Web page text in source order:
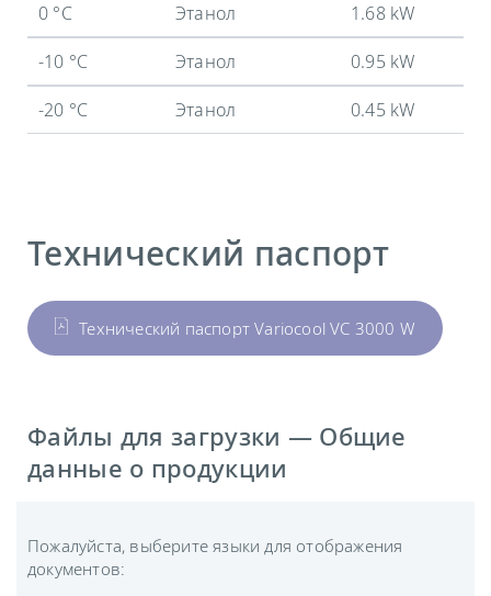
0 °C
Этанол 1.68 kW
-10 °C
Этанол 0.95 kW
-20 °C
Этанол 0.45 kW
Технический паспорт
Технический паспорт Variocool VC 3000 W
Файлы для загрузки — Общие
данные о продукции
Пожалуйста, выберите языки для отображения
документов: